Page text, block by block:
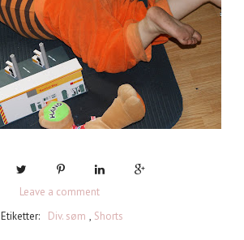
Leave a comment
Etiketter:
Div. søm , Shorts